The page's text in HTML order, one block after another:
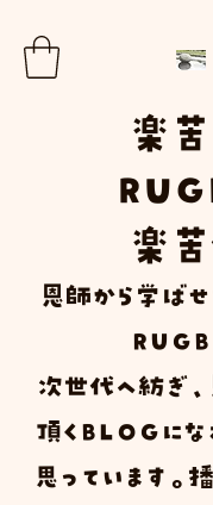
楽 苦
楽苦
恩師から学ばせ
ＲＵＧ
次世代へ紡ぎ、
頂く ＢＬＯ Ｇ に
思っています。